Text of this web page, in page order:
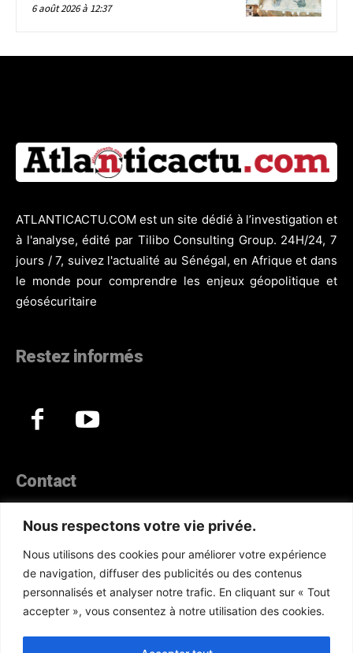
Nous respectons votre vie privée.
Nous utilisons des cookies pour améliorer votre expérience
de navigation, diffuser des publicités ou des contenus
personnalisés et analyser notre trafic. En cliquant sur « Tout
accepter », vous consentez à notre utilisation des cookies.
6 août 2026 à 12:37
ATLANTICACTU.COM est un site dédié à l’investigation et
à l'analyse, édité par Tilibo Consulting Group. 24H/24, 7
jours / 7, suivez l'actualité au Sénégal, en Afrique et dans
le monde pour comprendre les enjeux géopolitique et
géosécuritaire
Restez informés
Contact
Téléphone :(+221) 70 330 86 87‬
WhatsApp : (+33) 6 52 17 85 46
E-mail : redaction@atlanticactu.com
E-mail : commercial@atlanticactu.com
Nous écrire Qui sommes-nous ?